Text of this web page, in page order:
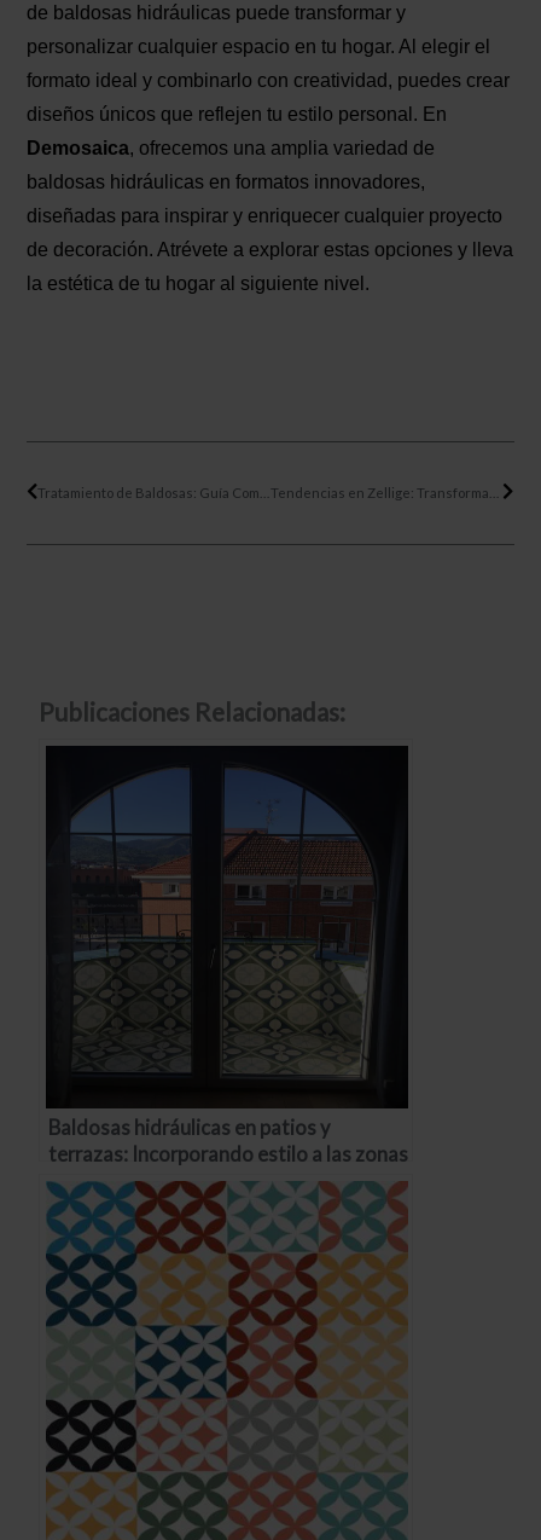
de baldosas hidráulicas puede transformar y
personalizar cualquier espacio en tu hogar. Al elegir el
formato ideal y combinarlo con creatividad, puedes crear
diseños únicos que reflejen tu estilo personal. En
Demosaica, ofrecemos una amplia variedad de
baldosas hidráulicas en formatos innovadores,
diseñadas para inspirar y enriquecer cualquier proyecto
de decoración. Atrévete a explorar estas opciones y lleva
la estética de tu hogar al siguiente nivel.
Publicaciones Relacionadas:
Baldosas hidráulicas en patios y
terrazas: Incorporando estilo a las zonas
exteriores